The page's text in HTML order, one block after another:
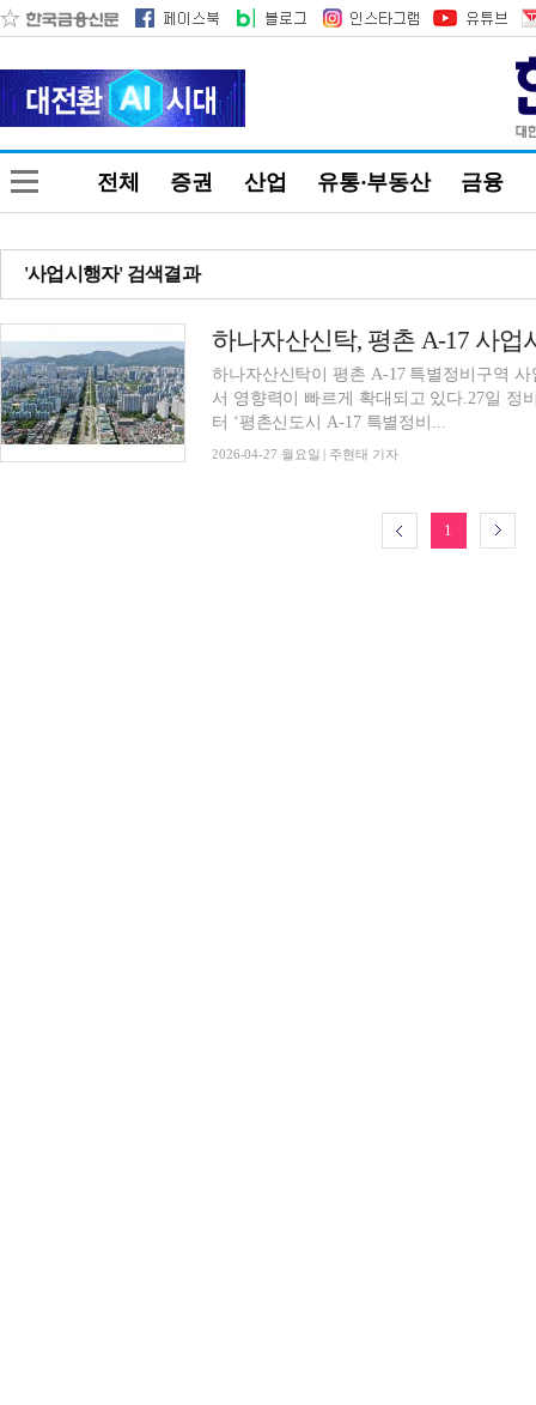
전체 증권 산업 유통·부동산 금융
'사업시행자' 검색결과
하나자산신탁이 평촌 A-17 특별정비구역
서 영향력이 빠르게 확대되고 있다.27일 정
터 ‘평촌신도시 A-17 특별정비...
2026-04-27 월요일 | 주현태 기자
1